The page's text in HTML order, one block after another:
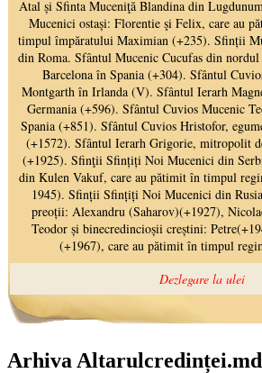
Arhiva Altarulcredinței.md